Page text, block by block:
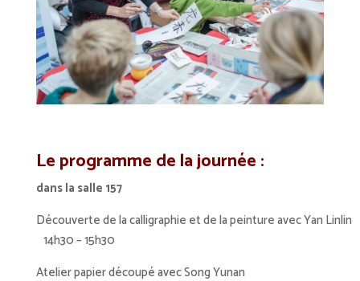
Le programme de la journée :
dans la salle 157
Découverte de la calligraphie et de la peinture avec Yan
14h30 – 15h30
Atelier papier découpé avec Song Yunan